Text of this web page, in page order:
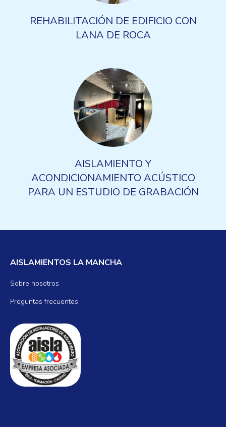
REHABILITACIÓN DE EDIFICIO CON
LANA DE ROCA
AISLAMIENTO Y
ACONDICIONAMIENTO ACÚSTICO
PARA UN ESTUDIO DE GRABACIÓN
AISLAMIENTOS LA MANCHA
Sobre nosotros
Preguntas frecuentes